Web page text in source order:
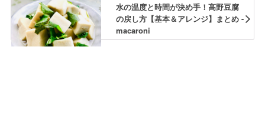
水の温度と時間が決め手！高野豆腐
の戻し方【基本＆アレンジ】まとめ -
macaroni